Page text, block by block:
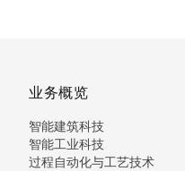
业务概览
智能建筑科技
智能工业科技
过程自动化与工艺技术